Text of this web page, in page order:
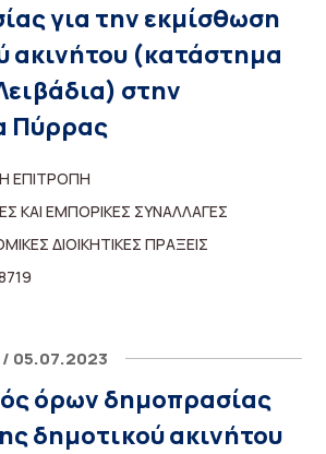
για την εκμίσθωση
ακινήτου (κατάστημα
στην
Πύρρας
ΕΠΙΤΡΟΠΗ
ΚΑΙ ΕΜΠΟΡΙΚΕΣ ΣΥΝΑΛΛΑΓΕΣ
ΔΙΟΙΚΗΤΙΚΕΣ ΠΡΑΞΕΙΣ
/ 05.07.2023
όρων δημοπρασίας
δημοτικού ακινήτου